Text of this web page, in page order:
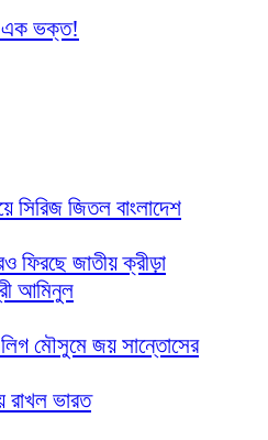
এক ভক্ত!
সিরিজ জিতল বাংলাদেশ
ফিরছে জাতীয় ক্রীড়া
আমিনুল
লিগ মৌসুমে জয় সান্তোসের
রাখল ভারত